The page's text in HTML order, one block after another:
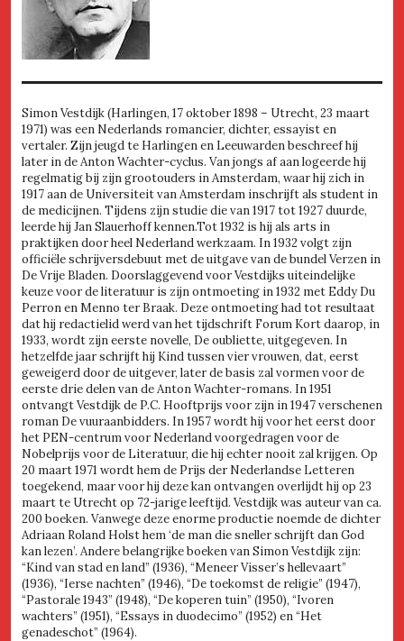
Simon Vestdijk (Harlingen, 17 oktober 1898 – Utrecht, 23 maart
1971) was een Nederlands romancier, dichter, essayist en
vertaler. Zijn jeugd te Harlingen en Leeuwarden beschreef hij
later in de Anton Wachter-cyclus. Van jongs af aan logeerde hij
regelmatig bij zijn grootouders in Amsterdam, waar hij zich in
1917 aan de Universiteit van Amsterdam inschrijft als student in
de medicijnen. Tijdens zijn studie die van 1917 tot 1927 duurde,
leerde hij Jan Slauerhoff kennen.Tot 1932 is hij als arts in
praktijken door heel Nederland werkzaam. In 1932 volgt zijn
officiële schrijversdebuut met de uitgave van de bundel Verzen in
De Vrije Bladen. Doorslaggevend voor Vestdijks uiteindelijke
keuze voor de literatuur is zijn ontmoeting in 1932 met Eddy Du
Perron en Menno ter Braak. Deze ontmoeting had tot resultaat
dat hij redactielid werd van het tijdschrift Forum Kort daarop, in
1933, wordt zijn eerste novelle, De oubliette, uitgegeven. In
hetzelfde jaar schrijft hij Kind tussen vier vrouwen, dat, eerst
geweigerd door de uitgever, later de basis zal vormen voor de
eerste drie delen van de Anton Wachter-romans. In 1951
ontvangt Vestdijk de P.C. Hooftprijs voor zijn in 1947 verschenen
roman De vuuraanbidders. In 1957 wordt hij voor het eerst door
het PEN-centrum voor Nederland voorgedragen voor de
Nobelprijs voor de Literatuur, die hij echter nooit zal krijgen. Op
20 maart 1971 wordt hem de Prijs der Nederlandse Letteren
toegekend, maar voor hij deze kan ontvangen overlijdt hij op 23
maart te Utrecht op 72-jarige leeftijd. Vestdijk was auteur van ca.
200 boeken. Vanwege deze enorme productie noemde de dichter
Adriaan Roland Holst hem ‘de man die sneller schrijft dan God
kan lezen’. Andere belangrijke boeken van Simon Vestdijk zijn:
“Kind van stad en land” (1936), “Meneer Visser’s hellevaart”
(1936), “Ierse nachten” (1946), “De toekomst de religie” (1947),
“Pastorale 1943” (1948), “De koperen tuin” (1950), “Ivoren
wachters” (1951), “Essays in duodecimo” (1952) en “Het
genadeschot” (1964).